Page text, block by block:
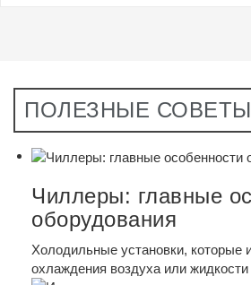
ПОЛЕЗНЫЕ СОВЕТЫ
Чиллеры: главные
оборудования
Холодильные установки, которые
охлаждения воздуха или